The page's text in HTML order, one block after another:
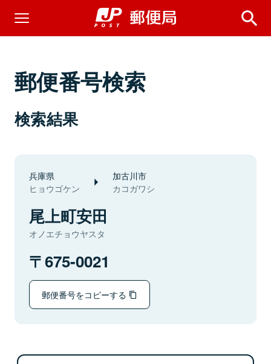
郵便番号検索
検索結果
兵庫県
ヒョウゴケン
加古川市
カコガワシ
尾上町安田
オノエチョウヤスタ
675-0021
郵便番号をコピーする